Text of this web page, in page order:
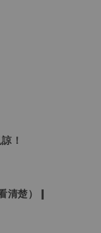
！
清楚）❙